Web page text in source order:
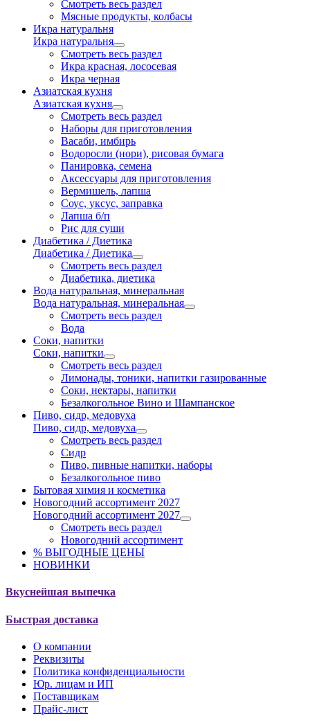
Смотреть весь раздел
Мясные продукты, колбасы
Икра натуральня
Икра натуральня
Смотреть весь раздел
Икра красная, лососевая
Икра черная
Азиатская кухня
Азиатская кухня
Смотреть весь раздел
Наборы для приготовления
Васаби, имбирь
Водоросли (нори), рисовая бумага
Панировка, семена
Аксессуары для приготовления
Вермишель, лапша
Соус, уксус, заправка
Лапша б/п
Рис для суши
Диабетика / Диетика
Диабетика / Диетика
Смотреть весь раздел
Диабетика, диетика
Вода натуральная, минеральная
Вода натуральная, минеральная
Смотреть весь раздел
Вода
Соки, напитки
Соки, напитки
Смотреть весь раздел
Лимонады, тоники, напитки газированные
Соки, нектары, напитки
Безалкогольное Вино и Шампанское
Пиво, сидр, медовуха
Пиво, сидр, медовуха
Смотреть весь раздел
Сидр
Пиво, пивные напитки, наборы
Безалкогольное пиво
Бытовая химия и косметика
Новогодний ассортимент 2027
Новогодний ассортимент 2027
Смотреть весь раздел
Новогодний ассортимент
% ВЫГОДНЫЕ ЦЕНЫ
НОВИНКИ
Вкуснейшая выпечка
Быстрая доставка
О компании
Реквизиты
Политика конфиденциальности
Юр. лицам и ИП
Поставщикам
Прайс-лист